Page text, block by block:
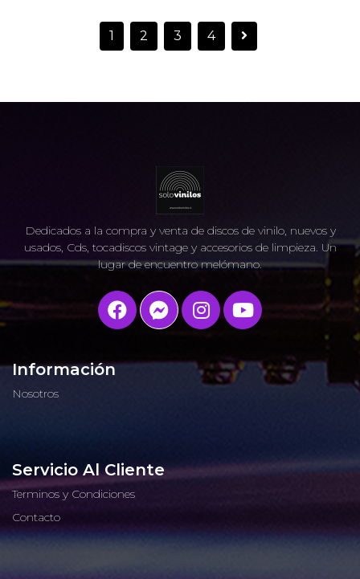
1 2 3 4
Dedicados a la compra y venta de discos de vinilo, nuevos y
usados, Cds, tocadiscos vintage y accesorios de limpieza. Un
lugar de encuentro melómano.
Información
Nosotros
Servicio Al Cliente
Terminos y Condiciones
Contacto